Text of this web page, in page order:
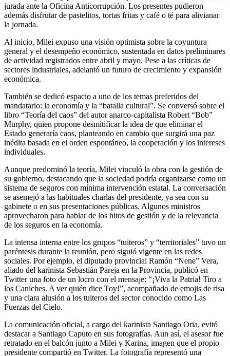
jurada ante la Oficina Anticorrupción. Los presentes pudieron
además disfrutar de pastelitos, tortas fritas y café o té para alivianar
la jornada.
Al inicio, Milei expuso una visión optimista sobre la coyuntura
general y el desempeño económico, sustentada en datos preliminares
de actividad registrados entre abril y mayo. Pese a las críticas de
sectores industriales, adelantó un futuro de crecimiento y expansión
económica.
También se dedicó espacio a uno de los temas preferidos del
mandatario: la economía y la “batalla cultural”. Se conversó sobre el
libro “Teoría del caos” del autor anarco-capitalista Robert “Bob”
Murphy, quien propone desmitificar la idea de que eliminar el
Estado generaría caos, planteando en cambio que surgirá una paz
inédita basada en el orden espontáneo, la cooperación y los intereses
individuales.
Aunque predominó la teoría, Milei vinculó la obra con la gestión de
su gobierno, destacando que la sociedad podría organizarse como un
sistema de seguros con mínima intervención estatal. La conversación
se asemejó a las habituales charlas del presidente, ya sea con su
gabinete o en sus presentaciones públicas. Algunos ministros
aprovecharon para hablar de los hitos de gestión y de la relevancia
de los seguros en la economía.
La intensa interna entre los grupos “tuiteros” y “territoriales” tuvo un
paréntesis durante la reunión, pero siguió vigente en las redes
sociales. Por ejemplo, el diputado provincial Ramón “Nene” Vera,
aliado del karinista Sebastián Pareja en la Provincia, publicó en
Twitter una foto de un locro con el mensaje: “¡Viva la Patria! Tiro a
los Caniches. A ver quién dice Toy!”, acompañado de emojis de risa
y una clara alusión a los tuiteros del sector conocido como Las
Fuerzas del Cielo.
La comunicación oficial, a cargo del karinista Santiago Oria, evitó
destacar a Santiago Caputo en sus fotografías. Aun así, el asesor fue
retratado en el balcón junto a Milei y Karina, imagen que el propio
presidente compartió en Twitter. La fotografía representó una